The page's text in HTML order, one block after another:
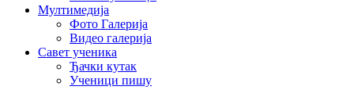
Мултимедија
Фото Галерија
Видео галерија
Савет ученика
Ђачки кутак
Ученици пишу